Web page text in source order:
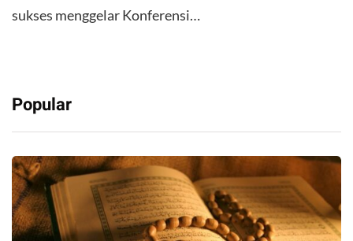
sukses menggelar Konferensi…
Popular